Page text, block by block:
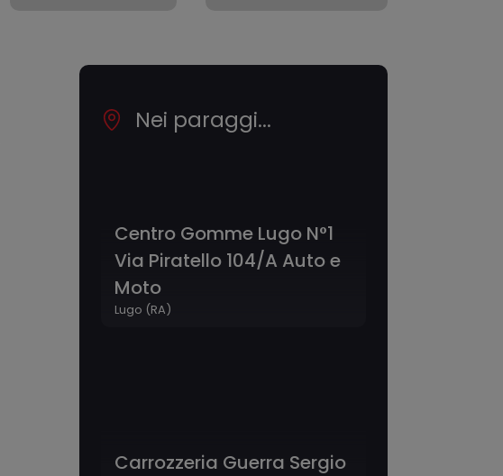
Nei paraggi...
Centro Gomme Lugo N°1
Via Piratello 104/A Auto e
Moto
Lugo (RA)
Carrozzeria Guerra Sergio